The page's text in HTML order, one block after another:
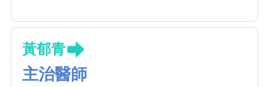
黃郁青
主治醫師